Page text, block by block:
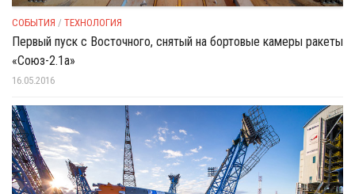
СОБЫТИЯ / ТЕХНОЛОГИЯ
Первый пуск с Восточного, снятый на бортовые камеры ракеты
«Союз-2.1а»
16.05.2016